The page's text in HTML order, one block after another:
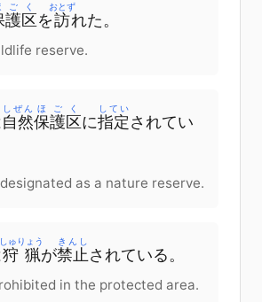
護区
ごく
を訪
おとず
れた 。
reserve.
自然
しぜん
保護区
ほごく
に指定
してい
されてい
as a nature reserve.
狩猟
しゅりょう
が禁止
きんし
されている 。
in the protected area.